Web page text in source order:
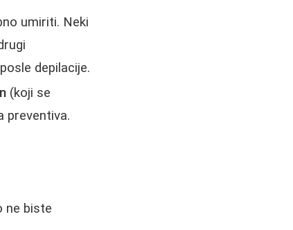
umiriti. Neki
depilacije.
(koji se
preventiva.
ne biste